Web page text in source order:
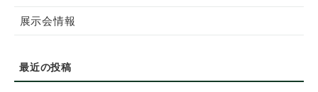
展示会情報